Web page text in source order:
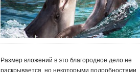
Размер вложений в это благородное дело не
раскрывается, но некоторыми подробностями